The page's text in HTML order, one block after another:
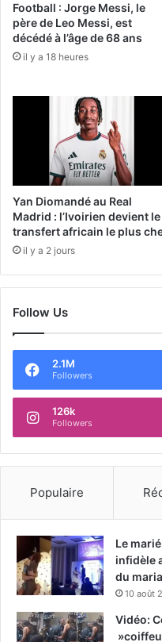
Football : Jorge Messi, le
père de Leo Messi, est
décédé à l’âge de 68 ans
il y a 18 heures
Yan Diomandé au Real
Madrid : l’Ivoirien devient le
transfert africain le plus
il y a 2 jours
Follow Us
2.1M
Followers
126k
Followers
Populaire
Le
infidèle
du
10 août
Vidéo: